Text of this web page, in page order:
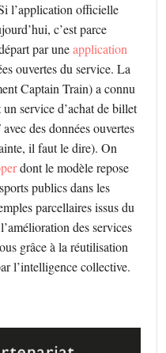
l’application officielle
c’est parce
par uneapplication
ouvertes du service. La
Captain Train) a connu
service d’achat de billet
des données ouvertes
il faut le dire). On
dont le modèle repose
publics dans les
parcellaires issus du
des services
grâce à la réutilisation
l’intelligence collective.